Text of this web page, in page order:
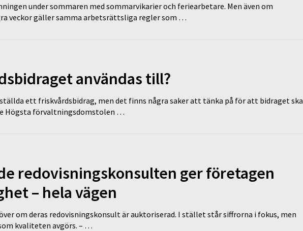
under sommaren med sommarvikarier och feriearbetare. Men även om
veckor gäller samma arbetsrättsliga regler som …
användas till?
ett friskvårdsbidrag, men det finns några saker att tänka på för att bidraget ska
Högsta förvaltningsdomstolen …
redovisningskonsulten ger företagen
– hela vägen
om deras redovisningskonsult är auktoriserad. I stället står siffrorna i fokus, men
kvaliteten avgörs. – …